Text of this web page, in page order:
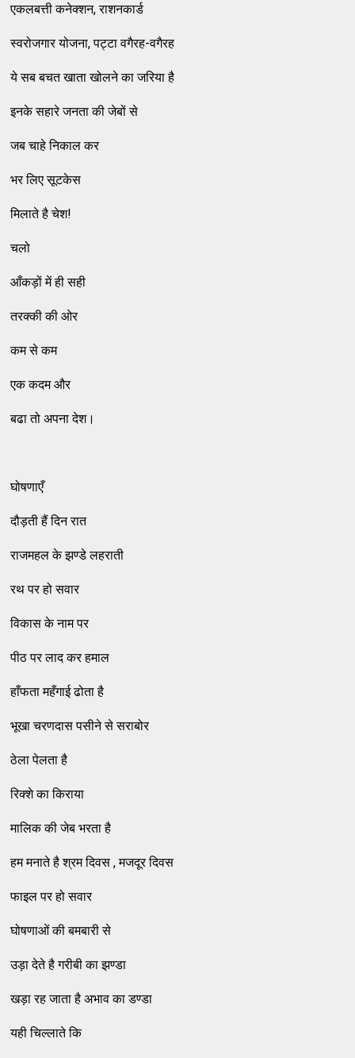
एकलबत्ती कनेक्शन, राशनकार्ड
स्वरोजगार योजना, पट्टा वगैरह-वगैरह
ये सब बचत खाता खोलने का जरिया है
इनके सहारे जनता की जेबों से
जब चाहे निकाल कर
भर लिए सूटकेस
मिलाते है चेश!
चलो
आँकड़ों में ही सही
तरक्की की ओर
कम से कम
एक कदम और
बढा तो अपना देश।
घोषणाएँ
दौड़ती हैं दिन रात
राजमहल के झण्डे लहराती
रथ पर हो सवार
विकास के नाम पर
पीठ पर लाद कर हमाल
हाँफता महँगाई ढोता है
भूखा चरणदास पसीने से सराबोर
ठेला पेलता है
रिक्शे का किराया
मालिक की जेब भरता है
हम मनाते है श्रम दिवस , मजदूर दिवस
फाइल पर हो सवार
घोषणाओं की बमबारी से
उड़ा देते है गरीबी का झण्डा
खड़ा रह जाता है अभाव का डण्डा
यही चिल्लाते कि